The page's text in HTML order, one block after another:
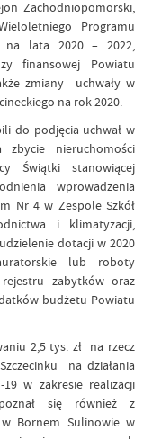
Zachodniopomorski,
Programu
na lata 2020 – 2022,
finansowej Powiatu
zmiany uchwały w
na rok 2020.
do podjęcia uchwał w
nieruchomości
Świątki stanowiącej
wprowadzenia
Nr 4 w Zespole Szkół
i klimatyzacji,
dotacji w 2020
lub roboty
zabytków oraz
budżetu Powiatu
2,5 tys. zł na rzecz
na działania
19 w zakresie realizacji
się również z
Bornem Sulinowie w